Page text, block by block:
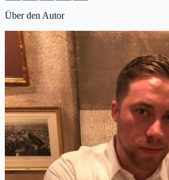
Über den Autor